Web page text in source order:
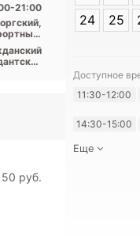
21:00
Лен.
область
pуб.
24
25
Доступное
11:30-12:00
14:30-15:00
Еще